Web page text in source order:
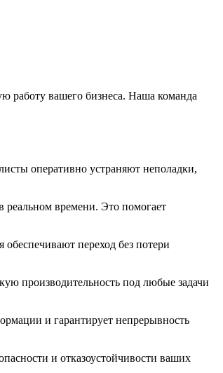
работу вашего бизнеса. Наша команда
оперативно устраняют неполадки,
реальном времени. Это помогает
переход без потери
производительность под любые задачи
и гарантирует непрерывность
и отказоустойчивости ваших